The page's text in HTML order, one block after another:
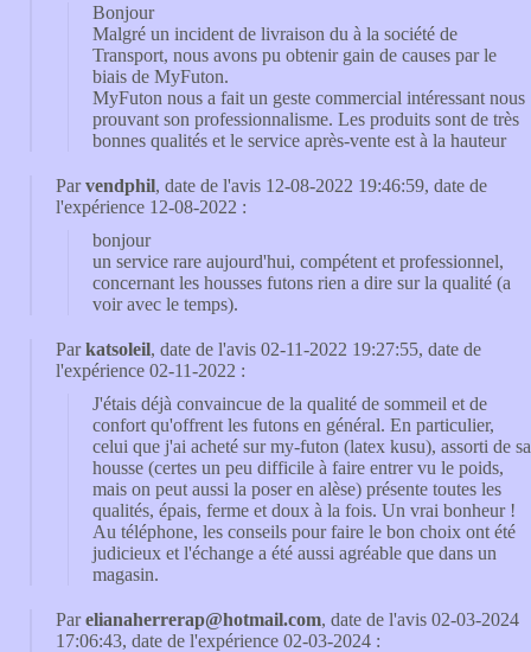
Bonjour
Malgré un incident de livraison du à la société de
Transport, nous avons pu obtenir gain de causes par le
biais de MyFuton.
MyFuton nous a fait un geste commercial intéressant nous
prouvant son professionnalisme. Les produits sont de très
bonnes qualités et le service après-vente est à la hauteur
Parvendphil, date de l'avis 12-08-2022 19:46:59, date de
l'expérience 12-08-2022 :
bonjour
un service rare aujourd'hui, compétent et professionnel,
concernant les housses futons rien a dire sur la qualité (a
voir avec le temps).
Parkatsoleil, date de l'avis 02-11-2022 19:27:55, date de
l'expérience 02-11-2022 :
J'étais déjà convaincue de la qualité de sommeil et de
confort qu'offrent les futons en général. En particulier,
celui que j'ai acheté sur my-futon (latex kusu), assorti de sa
housse (certes un peu difficile à faire entrer vu le poids,
mais on peut aussi la poser en alèse) présente toutes les
qualités, épais, ferme et doux à la fois. Un vrai bonheur !
Au téléphone, les conseils pour faire le bon choix ont été
judicieux et l'échange a été aussi agréable que dans un
magasin.
Parelianaherrerap@hotmail.com, date de l'avis 02-03-2024
17:06:43, date de l'expérience 02-03-2024 :